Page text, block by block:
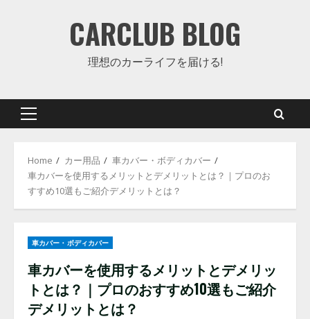
CARCLUB BLOG
理想のカーライフを届ける!
Primary
Home カー用品
車カバー・ボディカバー
車カバーを使用するメリットとデメリットとは？｜プロのお
すすめ10選もご紹介デメリットとは？
車カバー・ボディカバー
車カバーを使用するメリットとデメリッ
トとは？｜プロのおすすめ10選もご紹介
デメリットとは？